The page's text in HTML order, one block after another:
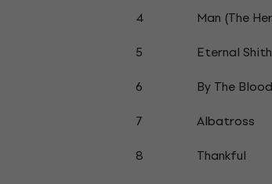
4
Man (The
5
Eternal
6
By The Blood
7
Albatross
8
Thankful